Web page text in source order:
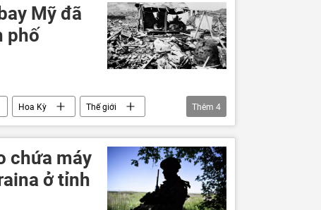
Mỹ đã
phố
Hoa Kỳ
Thế giới
Thế chiến II
Thêm 4
chứa máy
ở tỉnh